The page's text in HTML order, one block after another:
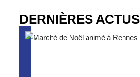
DERNIÈRES ACTUS